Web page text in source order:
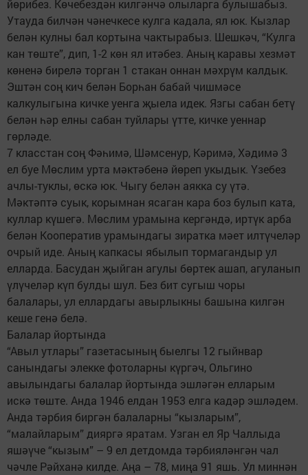
йөрибез. Көчебездән килгәнчә олыларга булышабыз.
Утауда билчән чәнечкесе кулга кадала, ял юк. Кызлар
белән кулны бал кортына чактырабыз. Шешкәч, “Кулга
кан төште”, дип, 1-2 көн ял итәбез. Аның каравы хезмәт
көненә бирелә торган 1 стакан оннан мәхрүм калдык.
Эштән соң кич белән Борһан бабай чишмәсе
калкулыгына кичке уенга җыела идек. Язгы сабан бетү
белән һәр елны сабан туйлары үтте, кичке уеннар
гөрләде.
7 класстан соң Фәһимә, Шәмсенур, Кәримә, Хәдимә 3
ел буе Мөслим урта мәктәбенә йөреп укыдык. Үзебез
ачлы-туклы, өскә юк. Чыгу белән аякка су үтә.
Мәктәптә суык, корымнан ясаган кара боз булып ката,
куллар күшегә. Мөслим урамына кергәндә, иртүк арба
белән Кооператив урамындагы зиратка мәет илтүчеләр
очрый иде. Аның капкасы ябылып тормагандыр ул
елларда. Басудан җыйган агулы бөртек ашап, агуланып
үлүчеләр күп булды шул. Без бит сугыш чоры
балалары, ул еллардагы авырлыкны башына килгән
кеше генә белә.
Балалар йортында
“Авыл утлары” газетасының быелгы 12 гыйнвар
санындагы элекке фотоларны күргәч, Ольгино
авылындагы балалар йортында эшләгән елларым
искә төште. Анда 1946 елдан 1953 елга кадәр эшләдем.
Анда тәрбия биргән балаларны “кызларым”,
“малайларым” дияргә яратам. Узган ел Яр Чаллыда
яшәүче “кызым” – 9 ел детдомда тәрбияләнгән чал
чәчле Рәйханә килде. Аңа – 78, миңа 91 яшь. Ул миннән